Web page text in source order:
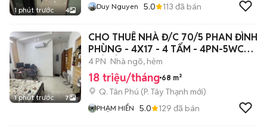
1 phút trước 4 Duy Nguyen 5.0 113 đã bán
1 phút trước 7
CHO THUÊ NHÀ Đ/C 70/5 PHAN ĐÌNH
PHÙNG - 4X17 - 4 TẤM - 4PN-5WC_
GIÁ RẺ
4 PN Nhà ngõ, hẻm
18 triệu/tháng 68 m²
Q. Tân Phú (P. Tây Thạnh mới)
PHẠM HIỂN 5.0 129 đã bán